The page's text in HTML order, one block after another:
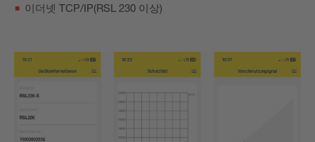
이더넷 TCP/IP(RSL 230 이상)